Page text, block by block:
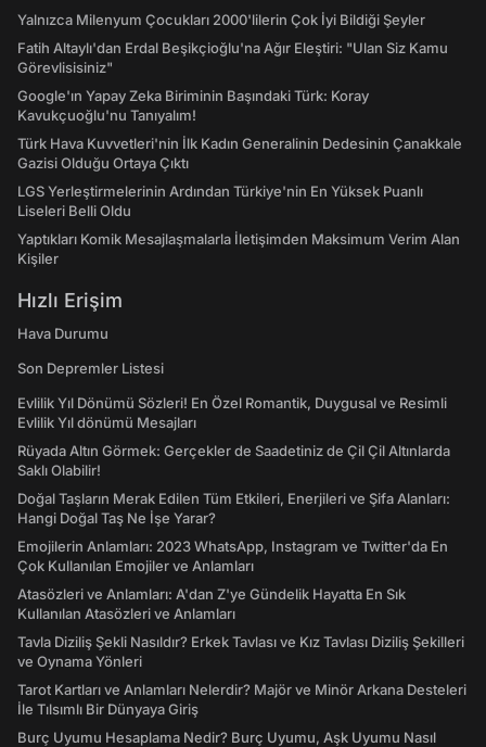
Yalnızca Milenyum Çocukları 2000'lilerin Çok İyi Bildiği Şeyler
Fatih Altaylı'dan Erdal Beşikçioğlu'na Ağır Eleştiri: "Ulan Siz Kamu
Görevlisisiniz"
Google'ın Yapay Zeka Biriminin Başındaki Türk: Koray
Kavukçuoğlu'nu Tanıyalım!
Türk Hava Kuvvetleri'nin İlk Kadın Generalinin Dedesinin Çanakkale
Gazisi Olduğu Ortaya Çıktı
LGS Yerleştirmelerinin Ardından Türkiye'nin En Yüksek Puanlı
Liseleri Belli Oldu
Yaptıkları Komik Mesajlaşmalarla İletişimden Maksimum Verim Alan
Kişiler
Hızlı Erişim
Hava Durumu
Son Depremler Listesi
Evlilik Yıl Dönümü Sözleri! En Özel Romantik, Duygusal ve Resimli
Evlilik Yıl dönümü Mesajları
Rüyada Altın Görmek: Gerçekler de Saadetiniz de Çil Çil Altınlarda
Saklı Olabilir!
Doğal Taşların Merak Edilen Tüm Etkileri, Enerjileri ve Şifa Alanları:
Hangi Doğal Taş Ne İşe Yarar?
Emojilerin Anlamları: 2023 WhatsApp, Instagram ve Twitter'da En
Çok Kullanılan Emojiler ve Anlamları
Atasözleri ve Anlamları: A'dan Z'ye Gündelik Hayatta En Sık
Kullanılan Atasözleri ve Anlamları
Tavla Diziliş Şekli Nasıldır? Erkek Tavlası ve Kız Tavlası Diziliş Şekilleri
ve Oynama Yönleri
Tarot Kartları ve Anlamları Nelerdir? Majör ve Minör Arkana Desteleri
İle Tılsımlı Bir Dünyaya Giriş
Burç Uyumu Hesaplama Nedir? Burç Uyumu, Aşk Uyumu Nasıl